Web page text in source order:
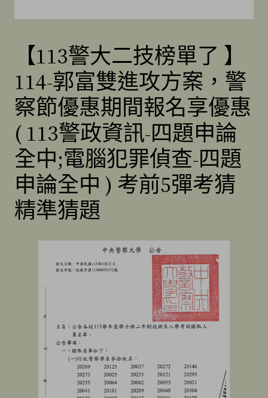
【113警大二技榜單了 】
114-郭富雙進攻方案，警
察節優惠期間報名享優惠
( 113警政資訊-四題申論
全中;電腦犯罪偵查-四題
申論全中 ) 考前5彈考猜
精準猜題